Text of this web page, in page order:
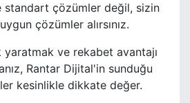
standart çözümler değil, sizin
çözümler alırsınız.
ve rekabet avantajı
Rantar Dijital'in sunduğu
kesinlikle dikkate değer.